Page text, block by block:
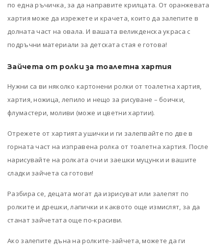
по една ръчичка, за да направите крилцата. От оранжевата
хартия може да изрежете и крачета, които да залепите в
долната част на овала. И вашата великденска украса с
подръчни материали за детската стая е готова!
Зайчета от ролки за тоалетна хартия
Нужни са ви няколко картонени ролки от тоалетна хартия,
хартия, ножица, лепило и нещо за рисуване – боички,
флумастери, моливи (може и цветни хартии).
Отрежете от хартията ушички и ги залепвайте по две в
горната част на изправена ролка от тоалетна хартия. После
нарисувайте на ролката очи и заешки муцунки и вашите
сладки зайчета са готови!
Разбира се, децата могат да изрисуват или залепят по
ролките и дрешки, лапички и каквото още измислят, за да
станат зайчетата още по-красиви.
Ако залепите дъна на ролките-зайчета, можете да ги